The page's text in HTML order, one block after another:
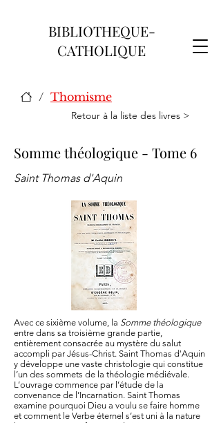
BIBLIOTHEQUE-
CATHOLIQUE
/ Thomisme
Retour à la liste des livres >
Somme théologique - Tome 6
Saint Thomas d'Aquin
Avec ce sixième volume, la Somme théologique
entre dans sa troisième grande partie,
entièrement consacrée au mystère du salut
accompli par Jésus-Christ. Saint Thomas d'Aquin
y développe une vaste christologie qui constitue
l’un des sommets de la théologie médiévale.
L’ouvrage commence par l’étude de la
convenance de l’Incarnation. Saint Thomas
examine pourquoi Dieu a voulu se faire homme
et comment le Verbe éternel s’est uni à la nature